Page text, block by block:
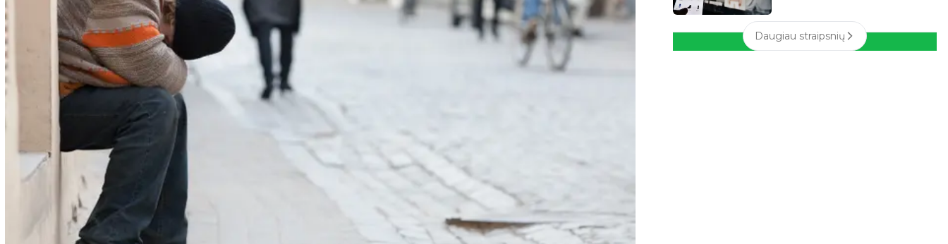
Daugiau straipsnių